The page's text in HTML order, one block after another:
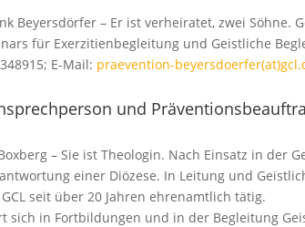
Beyersdörfer – Er ist verheiratet, zwei Söhne.
für Exerzitienbegleitung und Geistliche
E-Mail: praevention-
und
– Sie ist Theologin. Nach Einsatz in der
einer Diözese. In Leitung und
seit über 20 Jahren ehrenamtlich tätig.
sich in Fortbildungen und in der Begleitung